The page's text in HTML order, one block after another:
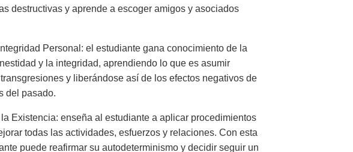
destructivas y aprende a escoger amigos y asociados
Personal: el estudiante gana conocimiento de la
y la integridad, aprendiendo lo que es asumir
y liberándose así de los efectos negativos de
del pasado.
Existencia: enseña al estudiante a aplicar procedimientos
todas las actividades, esfuerzos y relaciones. Con esta
puede reafirmar su autodeterminismo y decidir seguir un